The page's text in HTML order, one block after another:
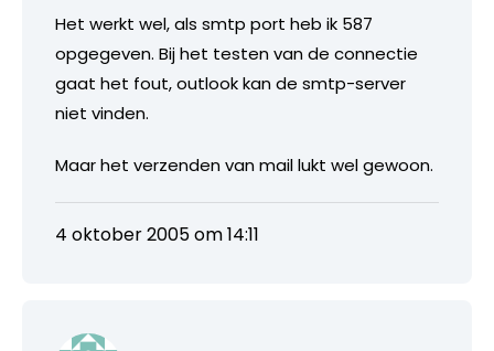
Het werkt wel, als smtp port heb ik 587
opgegeven. Bij het testen van de connectie
gaat het fout, outlook kan de smtp-server
niet vinden.
Maar het verzenden van mail lukt wel gewoon.
4 oktober 2005 om 14:11